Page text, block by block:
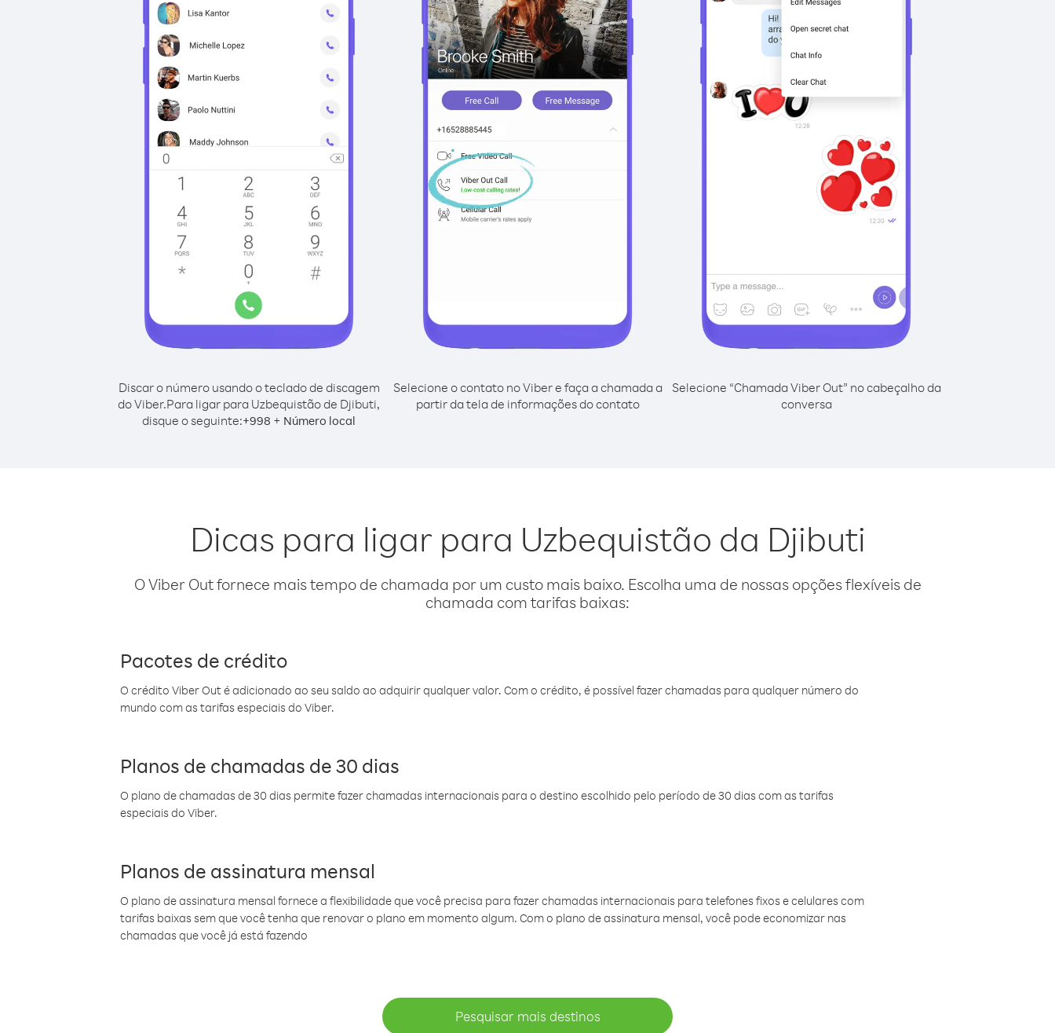
Discar o número usando o teclado de discagem
do Viber.Para ligar para Uzbequistão de Djibuti,
disque o seguinte:+998 + Número local
Selecione o contato no Viber e faça a chamada a
partir da tela de informações do contato
Selecione “Chamada Viber Out” no cabeçalho da
conversa
Dicas para ligar para Uzbequistão da Djibuti
O Viber Out fornece mais tempo de chamada por um custo mais baixo. Escolha uma de nossas opções flexíveis de
chamada com tarifas baixas:
Pacotes de crédito
O crédito Viber Out é adicionado ao seu saldo ao adquirir qualquer valor. Com o crédito, é possível fazer chamadas para qualquer número do
mundo com as tarifas especiais do Viber.
Planos de chamadas de 30 dias
O plano de chamadas de 30 dias permite fazer chamadas internacionais para o destino escolhido pelo período de 30 dias com as tarifas
especiais do Viber.
Planos de assinatura mensal
O plano de assinatura mensal fornece a flexibilidade que você precisa para fazer chamadas internacionais para telefones fixos e celulares com
tarifas baixas sem que você tenha que renovar o plano em momento algum. Com o plano de assinatura mensal, você pode economizar nas
chamadas que você já está fazendo
Pesquisar mais destinos